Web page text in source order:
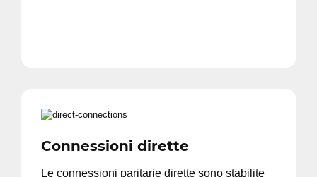
Connessioni dirette
Le connessioni paritarie dirette sono stabilite